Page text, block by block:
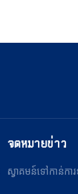
จดหมายข่าว
ស្វាគមន៍ទៅកាន់